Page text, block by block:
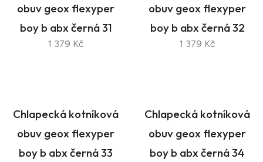
obuv geox flexyper
boy b abx černá 31
1 379 Kč
obuv geox flexyper
boy b abx černá 32
1 379 Kč
Chlapecká kotníková
obuv geox flexyper
boy b abx černá 33
Chlapecká kotníková
obuv geox flexyper
boy b abx černá 34